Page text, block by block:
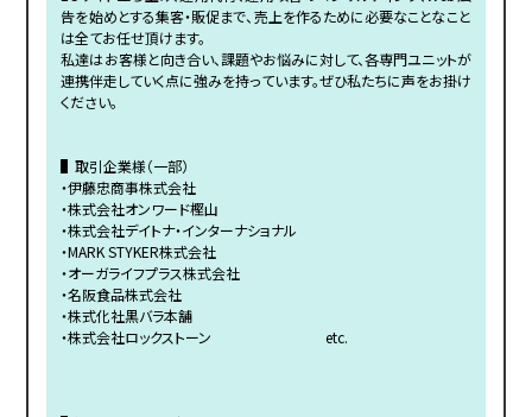
告を始めとする集客・販促まで、売上を作るために必要なことなこと
は全てお任せ頂けます。
私達はお客様と向き合い、課題やお悩みに対して、各専門ユニットが
連携伴走していく点に強みを持っています。ぜひ私たちに声をお掛け
ください。
▌取引企業様（一部）
・伊藤忠商事株式会社
・株式会社オンワード樫山
・株式会社デイトナ・インターナショナル
・MARK STYKER株式会社
・オーガライフプラス株式会社
・名阪食品株式会社
・株式化社黒バラ本舗
・株式会社ロックストーン etc.